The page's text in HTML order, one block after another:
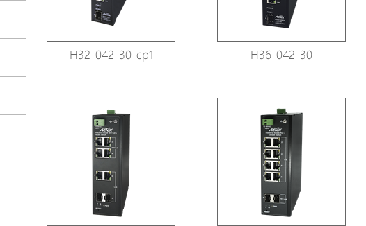
Axis Solutions
Hanwha Solutions
Zubehör
H32-042-30-cp1 H36-042-30